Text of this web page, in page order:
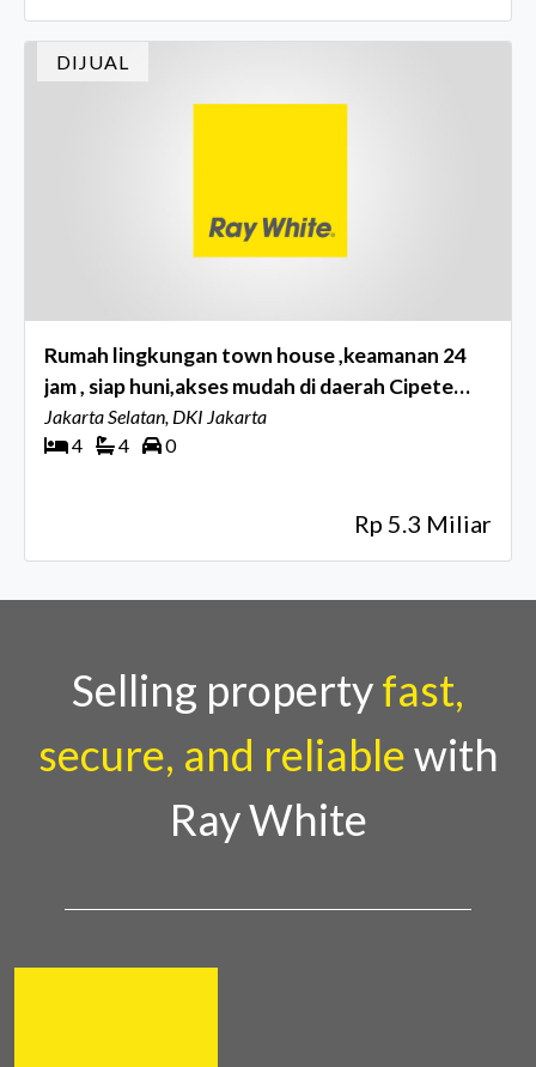
DIJUAL
Rumah lingkungan town house ,keamanan 24
jam , siap huni,akses mudah di daerah Cipete
Utara
Jakarta Selatan, DKI Jakarta
4
4 0
Rp 5.3 Miliar
Selling propertyfast,
secure, and reliablewith
Ray White